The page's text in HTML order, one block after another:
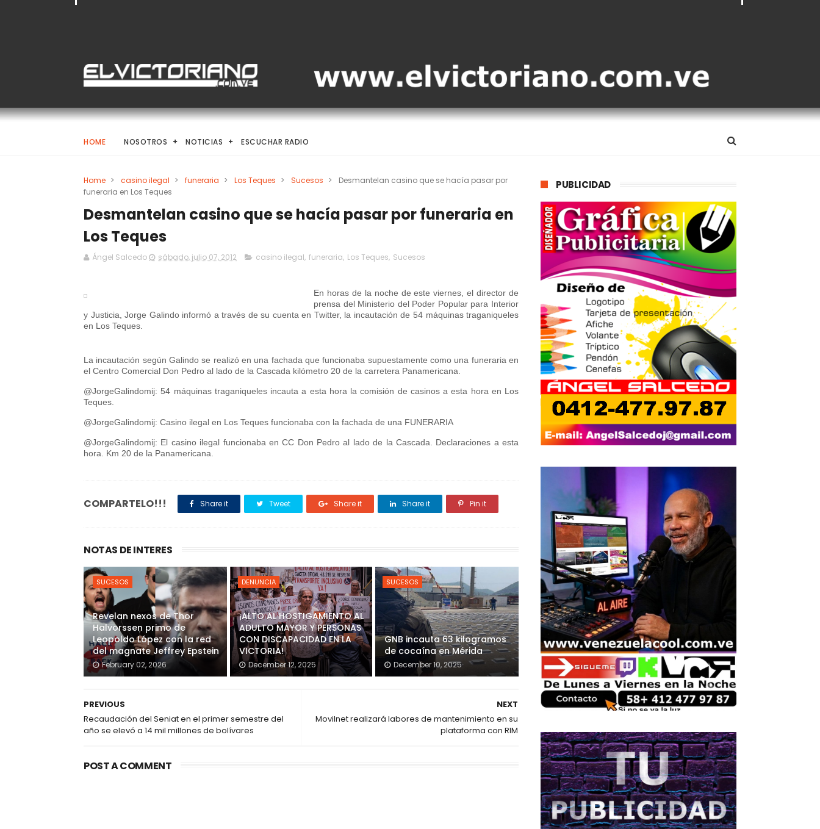
HOME NOSOTROS NOTICIAS ESCUCHAR RADIO
Home > casino ilegal > funeraria > Los Teques > Sucesos >
Desmantelan casino que se hacía pasar por
funeraria en Los Teques
Desmantelan casino que se hacía pasar por funeraria en
Los Teques
Ángel Salcedo sábado, julio 07, 2012 casino ilegal, funeraria, Los Teques, Sucesos
En horas de la noche de este viernes, el director de
prensa del Ministerio del Poder Popular para Interior
y Justicia, Jorge Galindo informó a través de su cuenta en Twitter, la incautación de 54 máquinas traganiqueles
en Los Teques.
La incautación según Galindo se realizó en una fachada que funcionaba supuestamente como una funeraria en
el Centro Comercial Don Pedro al lado de la Cascada kilómetro 20 de la carretera Panamericana.
@JorgeGalindomij: 54 máquinas traganiqueles incauta a esta hora la comisión de casinos a esta hora en Los
Teques.
@JorgeGalindomij: Casino ilegal en Los Teques funcionaba con la fachada de una FUNERARIA
@JorgeGalindomij: El casino ilegal funcionaba en CC Don Pedro al lado de la Cascada. Declaraciones a esta
hora. Km 20 de la Panamericana.
COMPARTELO!!! Share it Tweet Share it Share it Pin it
NOTAS DE INTERES
SUCESOS
Revelan nexos de Thor
Halvorssen primo de
Leopoldo López con la red
del magnate Jeffrey Epstein
February 02, 2026
DENUNCIA
¡ALTO AL HOSTIGAMIENTO AL
ADULTO MAYOR Y PERSONAS
CON DISCAPACIDAD EN LA
VICTORIA!
December 12, 2025
SUCESOS
GNB incauta 63 kilogramos
de cocaína en Mérida
December 10, 2025
NEXT
Movilnet realizará labores de mantenimiento en su
plataforma con RIM
PREVIOUS
Recaudación del Seniat en el primer semestre del
año se elevó a 14 mil millones de bolívares
POST A COMMENT
PUBLICIDAD